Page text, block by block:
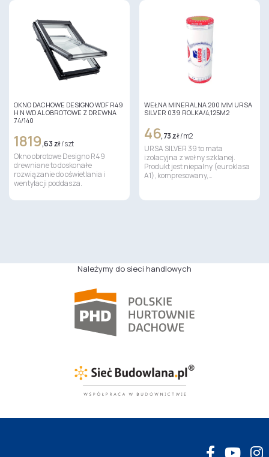
OKNO DACHOWE DESIGNO WDF R49
H N WD AL OBROTOWE Z DREWNA
74/140
1819,63 zł/ szt
Okno obrotowe Designo R49
drewniane to doskonałe
rozwiązanie do oświetlania i
wentylacji poddasza.
WEŁNA MINERALNA 200 MM URSA
SILVER 039 ROLKA/4,125M2
46,73 zł/ m2
URSA SILVER 39 to mata
izolacyjna z wełny szklanej.
Produkt jest niepalny (euroklasa
A1), kompresowany,…
Należymy do sieci handlowych